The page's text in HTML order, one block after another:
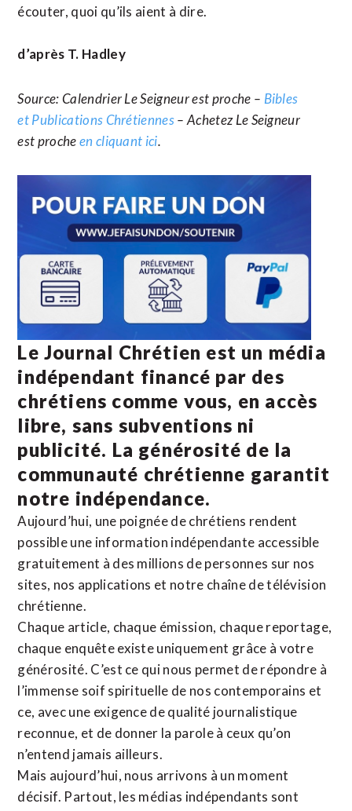
écouter, quoi qu’ils aient à dire.
d’après T. Hadley
Source: Calendrier Le Seigneur est proche – Bibles
et Publications Chrétiennes– Achetez Le Seigneur
est procheen cliquant ici.
Le Journal Chrétien est un média
indépendant financé par des
chrétiens comme vous, en accès
libre, sans subventions ni
publicité. La générosité de la
communauté chrétienne garantit
notre indépendance.
Aujourd’hui, une poignée de chrétiens rendent
possible une information indépendante accessible
gratuitement à des millions de personnes sur nos
sites, nos applications et notre chaîne de télévision
chrétienne.
Chaque article, chaque émission, chaque reportage,
chaque enquête existe uniquement grâce à votre
générosité. C’est ce qui nous permet de répondre à
l’immense soif spirituelle de nos contemporains et
ce, avec une exigence de qualité journalistique
reconnue, et de donner la parole à ceux qu’on
n’entend jamais ailleurs.
Mais aujourd’hui, nous arrivons à un moment
décisif. Partout, les médias indépendants sont